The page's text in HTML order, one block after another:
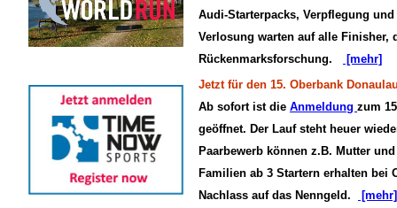
Audi-Starterpacks, Verpflegung
Verlosung warten auf alle Finisher,
Rückenmarksforschung.
[mehr]
Jetzt für den 15. Oberbank
Ab sofort ist die Anmeldung zum
geöffnet. Der Lauf steht heuer
Paarbewerb können z.B. Mutter
Familien ab 3 Startern erhalten bei
Nachlass auf das Nenngeld.
[mehr]